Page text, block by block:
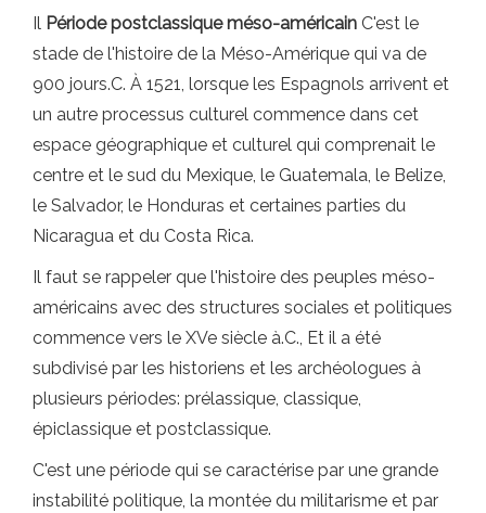
Il Période postclassique méso-américain C'est le
stade de l'histoire de la Méso-Amérique qui va de
900 jours.C. À 1521, lorsque les Espagnols arrivent et
un autre processus culturel commence dans cet
espace géographique et culturel qui comprenait le
centre et le sud du Mexique, le Guatemala, le Belize,
le Salvador, le Honduras et certaines parties du
Nicaragua et du Costa Rica.
Il faut se rappeler que l'histoire des peuples méso-
américains avec des structures sociales et politiques
commence vers le XVe siècle à.C., Et il a été
subdivisé par les historiens et les archéologues à
plusieurs périodes: prélassique, classique,
épiclassique et postclassique.
C'est une période qui se caractérise par une grande
instabilité politique, la montée du militarisme et par